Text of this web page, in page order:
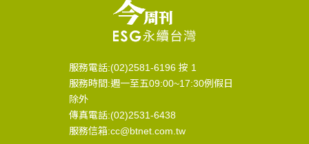
服務電話:(02)2581-6196 按 1
服務時間:週一至五09:00~17:30例假日
除外
傳真電話:(02)2531-6438
服務信箱:cc@btnet.com.tw